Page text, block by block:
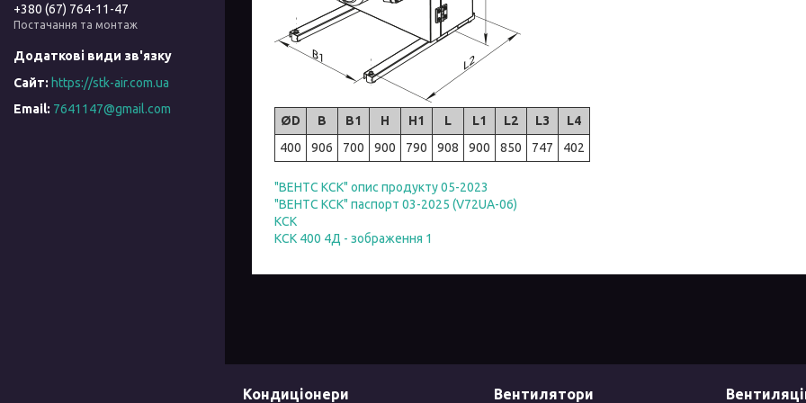
ØD B B1 H H1 L L1 L2 L3
L4
400
906 700 900 790 908 900 850 747 402
"ВЕНТС КСК" опис продукту 05-2023
"ВЕНТС КСК" паспорт 03-2025 (V72UA-06)
КСК
КСК 400 4Д - зображення 1
+380 (67) 764-11-47
Постачання та монтаж
https://stk-air.com.ua
7641147@gmail.com
Кондиціонери Вентилятори